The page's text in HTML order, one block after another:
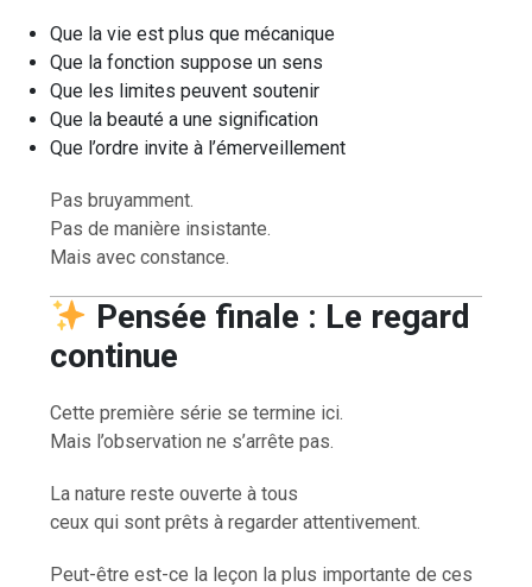
Que la vie est plus que mécanique
Que la fonction suppose un sens
Que les limites peuvent soutenir
Que la beauté a une signification
Que l’ordre invite à l’émerveillement
Pas bruyamment.
Pas de manière insistante.
Mais avec constance.
Pensée finale : Le regard
continue
Cette première série se termine ici.
Mais l’observation ne s’arrête pas.
La nature reste ouverte à tous
ceux qui sont prêts à regarder attentivement.
Peut-être est-ce la leçon la plus importante de ces